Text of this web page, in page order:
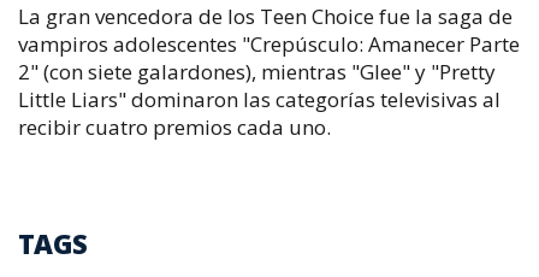
La gran vencedora de los Teen Choice fue la saga de
vampiros adolescentes "Crepúsculo: Amanecer Parte
2" (con siete galardones), mientras "Glee" y "Pretty
Little Liars" dominaron las categorías televisivas al
recibir cuatro premios cada uno.
TAGS